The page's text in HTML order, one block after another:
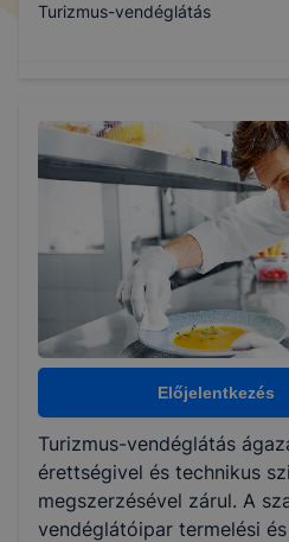
Turizmus-vendéglátás
510132306
Képzés időtartama
5 év
Választható szakmairányok:
Nem válaszható
KKK/PTT
KKK letöltése (pdf)
PTT letöltése (pdf)
Előjelentkezés
Turizmus-vendéglátás
érettségivel és technikus
megszerzésével zárul. A
vendéglátóipar termelési